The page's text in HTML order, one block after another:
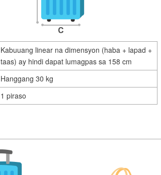
Kabuuang linear na dimensyon (haba + lapad +
taas) ay hindi dapat lumagpas sa 158 cm
Hanggang 30 kg
1 piraso